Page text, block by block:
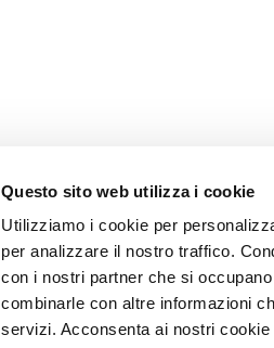
Questo sito web utilizza i cookie
Utilizziamo i cookie per
per analizzare il nostro traffico.
con i nostri partner che si
combinarle con altre informazioni
servizi. Acconsenta ai nostri